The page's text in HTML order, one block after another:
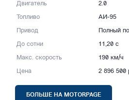
Двигатель 2.0
Топливо АИ-95
Привод Полный
До сотни 11,20 с
Макс. скорость 190 км/ч
Цена 2 896 500
БОЛЬШЕ НА MOTORPAGE